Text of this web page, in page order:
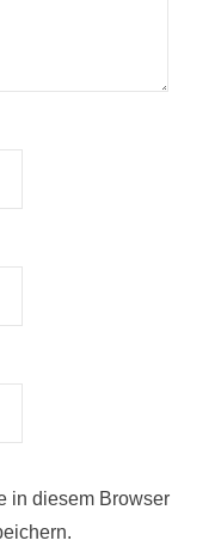
in diesem Browser